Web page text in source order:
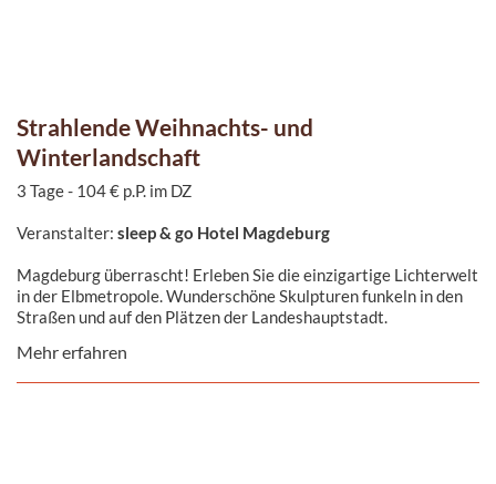
Strahlende Weihnachts- und
Winterlandschaft
3 Tage - 104 € p.P. im DZ
Veranstalter: sleep & go Hotel Magdeburg
Magdeburg überrascht! Erleben Sie die einzigartige Lichterwelt
in der Elbmetropole. Wunderschöne Skulpturen funkeln in den
Straßen und auf den Plätzen der Landeshauptstadt.
Mehr erfahren